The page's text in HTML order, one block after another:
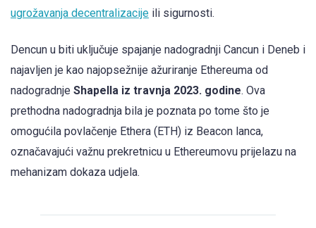
ugrožavanja decentralizacije ili sigurnosti.
Dencun u biti uključuje spajanje nadogradnji Cancun i Deneb i
najavljen je kao najopsežnije ažuriranje Ethereuma od
nadogradnje Shapella iz travnja 2023. godine. Ova
prethodna nadogradnja bila je poznata po tome što je
omogućila povlačenje Ethera (ETH) iz Beacon lanca,
označavajući važnu prekretnicu u Ethereumovu prijelazu na
mehanizam dokaza udjela.